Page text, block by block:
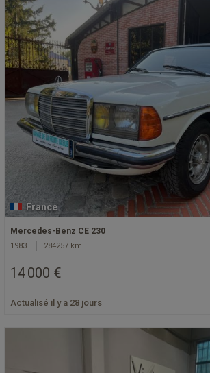
France
Mercedes-Benz CE 230
1983 284257 km
14 000 €
Actualisé il y a 28 jours